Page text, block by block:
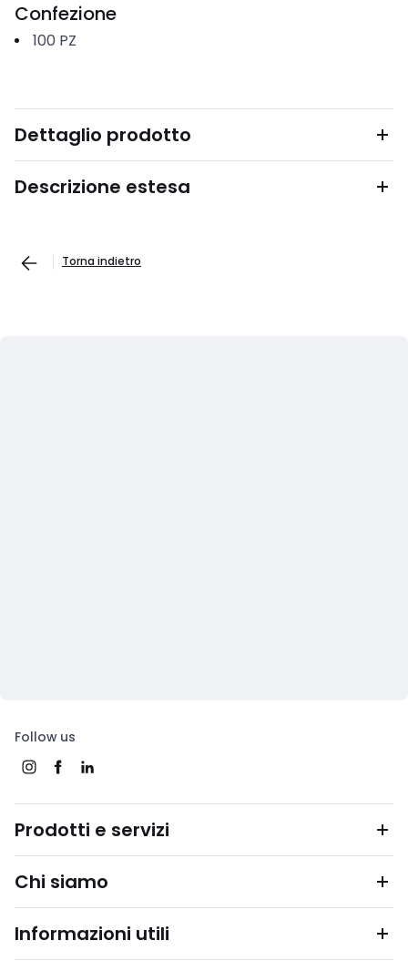
Confezione
100 PZ
Dettaglio prodotto
Descrizione estesa
Torna indietro
Follow us
Prodotti e servizi
Chi siamo
Informazioni utili